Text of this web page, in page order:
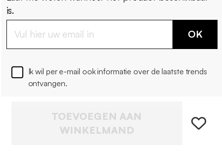
is.
OK
Ik wil per e-mail ook informatie over de laatste trends
ontvangen.
TOEVOEGEN AAN
WINKELMAND